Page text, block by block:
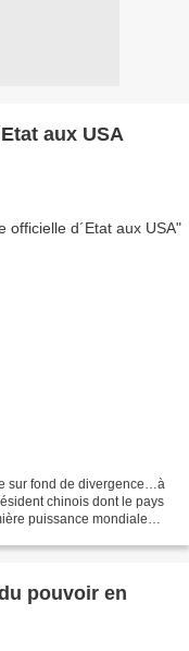
aux USA
sur fond de divergence…à
chinois dont le pays
puissance mondiale
pouvoir en